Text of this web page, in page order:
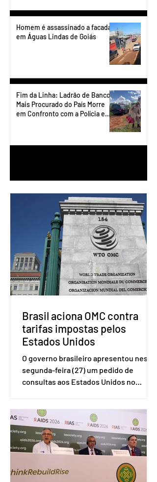
Homem é assassinado a facadas
em Águas Lindas de Goiás
Fim da Linha: Ladrão de Banco
Mais Procurado do País Morre
em Confronto com a Polícia em
Brasil aciona OMC contra
tarifas impostas pelos
Estados Unidos
O governo brasileiro apresentou nesta
segunda-feira (27) um pedido de
consultas aos Estados Unidos no
(OMC), contestando duas medidas
tarifárias adotadas pelo país norte-
americano com base na Seção 301 da
Lei de Comércio de 1974. Segundo nota
divulgada pelo Ministério das Relações
Exteriores, o Brasil considera que as